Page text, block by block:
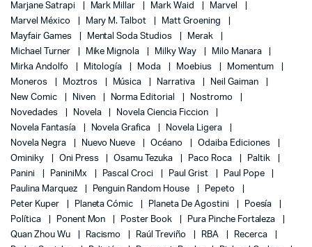
Marjane Satrapi
Mark Millar Mark Waid
Marvel
Marvel México
Mary M. Talbot
Matt Groening
Mayfair Games
Mental Soda Studios
Merak
Michael Turner
Mike Mignola Milky Way
Milo Manara
Mirka Andolfo
Mitología Moda Moebius
Momentum
Moneros
Moztros Música Narrativa
Neil Gaiman
New Comic
Niven Norma Editorial
Nostromo
Novedades
Novela
Novela Ciencia Ficcion
Novela Fantasía
Novela Grafica
Novela Ligera
Novela Negra
Nuevo Nueve Océano
Odaiba Ediciones
Ominiky
Oni Press Osamu Tezuka Paco Roca
Paltik
Panini
PaniniMx Pascal Croci Paul Grist
Paul Pope
Paulina Marquez
Penguin Random House
Pepeto
Peter Kuper
Planeta Cómic Planeta De Agostini
Poesía
Política
Ponent Mon Poster Book
Pura Pinche Fortaleza
Quan Zhou Wu
Racismo Raúl Treviño RBA
Recerca